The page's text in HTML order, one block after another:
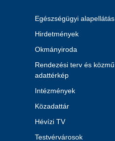
Egészségügyi alapellátás
Hirdetmények
Okmányiroda
Rendezési terv és közmű
adattérkép
Intézmények
Közadattár
Hévízi TV
Testvérvárosok